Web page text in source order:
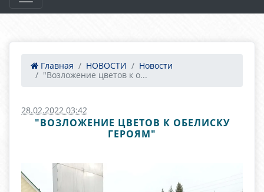
Главная НОВОСТИ
Новости
"Возложение цветов к о...
28.02.2022 03:42
"ВОЗЛОЖЕНИЕ ЦВЕТОВ К ОБЕЛИСКУ
ГЕРОЯМ"